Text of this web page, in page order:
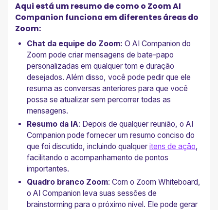
Aqui está um resumo de como o Zoom AI
Companion funciona em diferentes áreas do
Zoom:
Chat da equipe do Zoom:O AI Companion do
Zoom pode criar mensagens de bate-papo
personalizadas em qualquer tom e duração
desejados. Além disso, você pode pedir que ele
resuma as conversas anteriores para que você
possa se atualizar sem percorrer todas as
mensagens.
Resumo da IA: Depois de qualquer reunião, o AI
Companion pode fornecer um resumo conciso do
que foi discutido, incluindo qualqueritens de ação,
facilitando o acompanhamento de pontos
importantes.
Quadro branco Zoom: Com o Zoom Whiteboard,
o AI Companion leva suas sessões de
brainstorming para o próximo nível. Ele pode gerar